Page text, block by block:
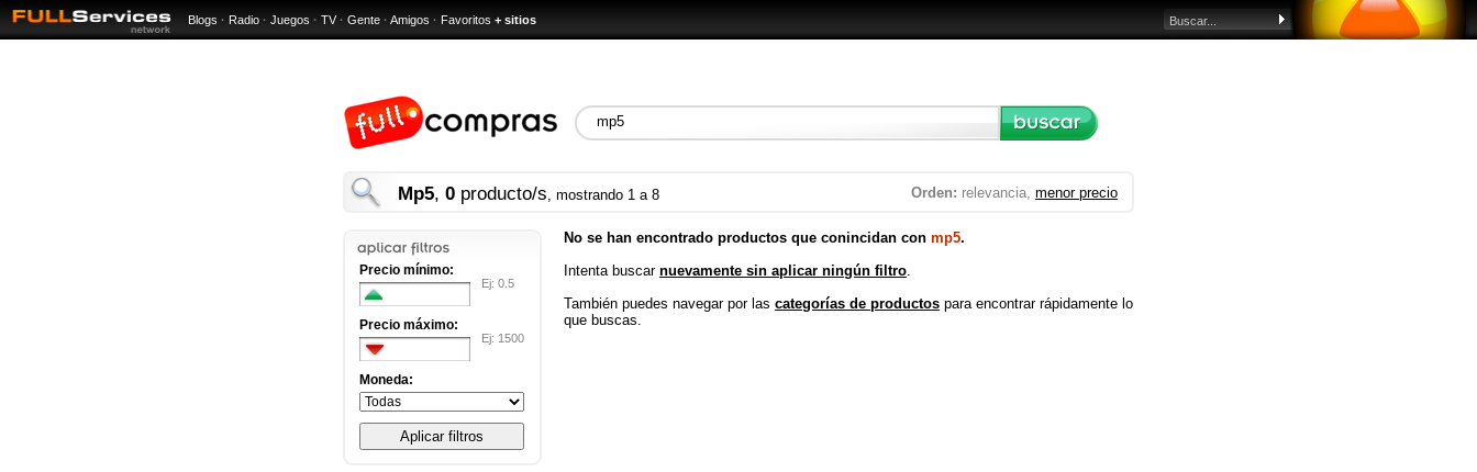
Blogs · Radio · Juegos · TV · Gente · Amigos · Favoritos + sitios
Orden: relevancia, menor precio
Mp5, 0 producto/s, mostrando 1 a 8
Precio mínimo:
Ej: 0.5
Precio máximo:
Ej: 1500
Moneda:
No se han encontrado productos que conincidan con mp5.
Intenta buscar nuevamente sin aplicar ningún filtro.
También puedes navegar por las categorías de productos para encontrar rápidamente lo
que buscas.